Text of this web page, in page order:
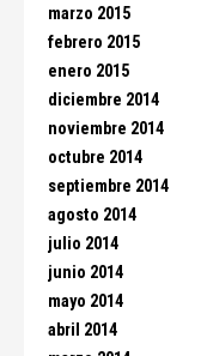
marzo 2015
febrero 2015
enero 2015
diciembre 2014
noviembre 2014
octubre 2014
septiembre 2014
agosto 2014
julio 2014
junio 2014
mayo 2014
abril 2014